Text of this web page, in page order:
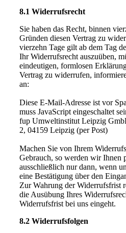
8.1 Widerrufsrecht
Sie haben das Recht, binnen
Gründen diesen Vertrag zu
vierzehn Tage gilt ab dem Tag
Ihr Widerrufsrecht auszuüben,
eindeutigen, formlosen
Vertrag zu widerrufen,
an:
Diese E-Mail-Adresse ist vor
muss JavaScript eingeschaltet
fup Umweltinstitut Leipzig
2, 04159 Leipzig (per Post)
Machen Sie von Ihrem
Gebrauch, so werden wir Ihnen
ausschließlich nur dann, wenn
eine Bestätigung über den
Zur Wahrung der Widerrufsfrist
die Ausübung Ihres
Widerrufsfrist bei uns eingeht.
8.2 Widerrufsfolgen